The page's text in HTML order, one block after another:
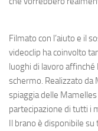
Filmato con l’aiuto e il
videoclip ha coinvolto
luoghi di lavoro
schermo. Realizzato da
spiaggia delle
partecipazione di tutti i
Il brano è disponibile